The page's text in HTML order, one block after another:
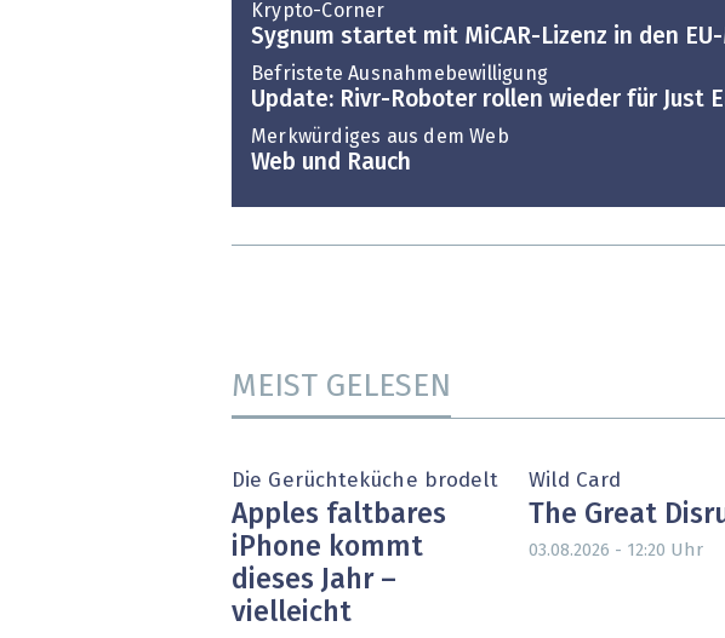
Krypto-Corner
Sygnum startet mit MiCAR-Lizenz in den
Befristete Ausnahmebewilligung
Update: Rivr-Roboter rollen wieder für Just
Merkwürdiges aus dem Web
Web und Rauch
MEIST GELESEN
Die Gerüchteküche brodelt
Apples faltbares
iPhone kommt
dieses Jahr –
vielleicht
Wild Card
The Great
03.08.2026 - 12:20 Uhr